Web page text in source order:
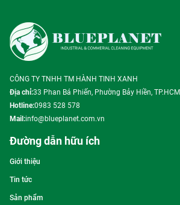
CÔNG TY TNHH TM HÀNH TINH XANH
Địa chỉ:33 Phan Bá Phiến, Phường Bảy Hiền, TP.HCM
Hotline:0983 528 578
Mail:info@blueplanet.com.vn
Đường dẫn hữu ích
Giới thiệu
Tin tức
Sản phẩm